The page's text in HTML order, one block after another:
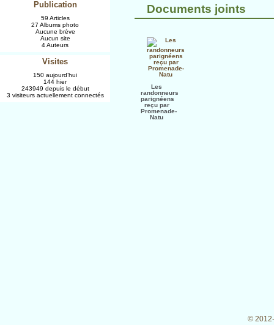
Documents joints
Les
randonneurs
parignéens
reçu par
Promenade-
Natu
Publication
59 Articles
27 Albums photo
Aucune brève
Aucun site
4 Auteurs
Visites
150 aujourd’hui
144 hier
243949 depuis le début
3 visiteurs actuellement connectés
©